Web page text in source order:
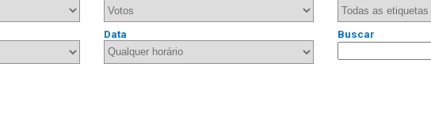
Data Buscar